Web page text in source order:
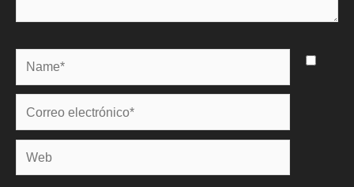
Name*
Correo
electrónico*
Web